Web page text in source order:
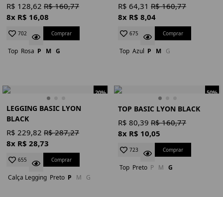
R$ 128,62 R$ 160,77
8x R$ 16,08
702 Comprar
Top Rosa P M G
R$ 64,31 R$ 160,77
8x R$ 8,04
675 Comprar
Top Azul P M G
20%
LEGGING BASIC LYON
BLACK
R$ 229,82 R$ 287,27
8x R$ 28,73
655 Comprar
Calça Legging Preto P M G
50%
TOP BASIC LYON BLACK
R$ 80,39 R$ 160,77
8x R$ 10,05
723 Comprar
Top Preto P M G